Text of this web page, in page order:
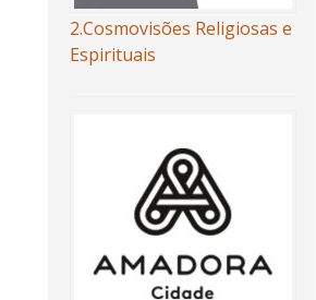
2.Cosmovisões Religiosas e
Espirituais